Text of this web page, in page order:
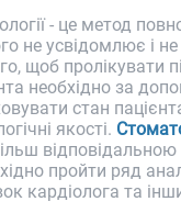
- це метод
не усвідомлює і
щоб пролікувати
необхідно за
стан
якості.
пройти ряд
кардіолога та